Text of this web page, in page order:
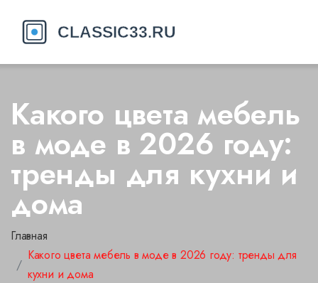
Какого цвета мебель
в моде в 2026 году:
тренды для кухни и
дома
Главная
Какого цвета мебель в моде в 2026 году: тренды для
кухни и дома